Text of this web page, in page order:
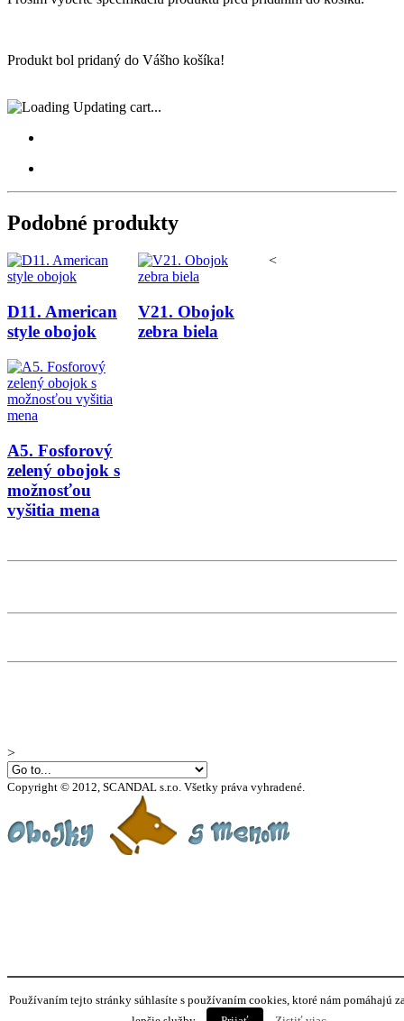
Produkt bol pridaný do Vášho košíka!
Updating cart...
Podobné produkty
D11. American
style obojok
V21. Obojok
zebra biela
A5. Fosforový
zelený obojok s
možnosťou
vyšitia mena
<
>
Copyright © 2012, SCANDAL s.r.o. Všetky práva vyhradené.
Používaním tejto stránky súhlasíte s používaním cookies, ktoré nám pomáhajú